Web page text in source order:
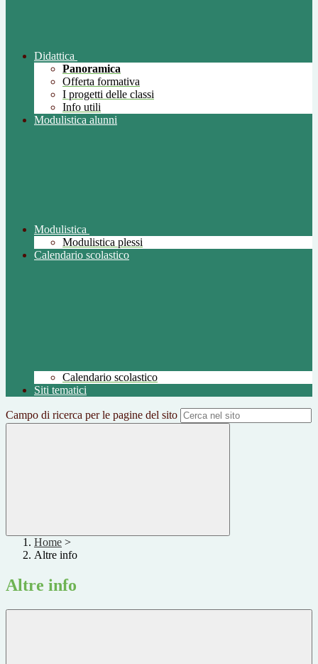
Didattica
Panoramica
Offerta formativa
I progetti delle classi
Info utili
Modulistica alunni
Modulistica
Modulistica plessi
Calendario scolastico
Calendario scolastico
Siti tematici
Campo di ricerca per le pagine del sito
Home >
Altre info
Altre info